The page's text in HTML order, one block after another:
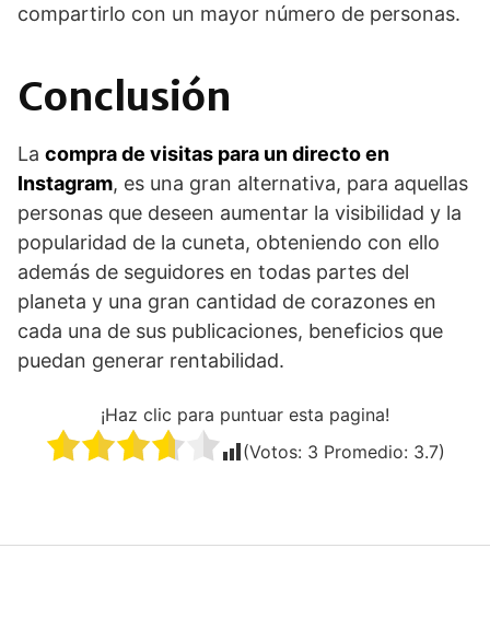
compartirlo con un mayor número de personas.
Conclusión
La compra de visitas para un directo en
Instagram, es una gran alternativa, para aquellas
personas que deseen aumentar la visibilidad y la
popularidad de la cuneta, obteniendo con ello
además de seguidores en todas partes del
planeta y una gran cantidad de corazones en
cada una de sus publicaciones, beneficios que
puedan generar rentabilidad.
¡Haz clic para puntuar esta pagina!
(Votos: 3 Promedio: 3.7)